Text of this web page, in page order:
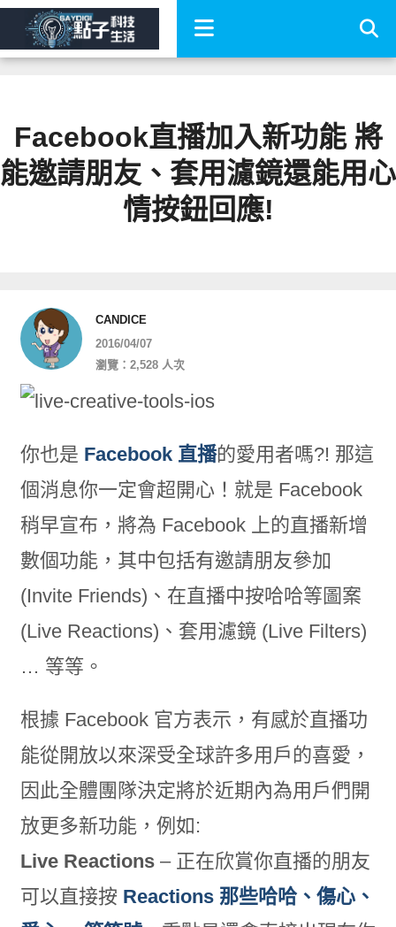
Facebook直播加入新功能 將
能邀請朋友、套用濾鏡還能用心
情按鈕回應!
CANDICE
2016/04/07
瀏覽：2,528 人次
你也是 Facebook 直播的愛用者嗎?! 那這
個消息你一定會超開心！就是 Facebook
稍早宣布，將為 Facebook 上的直播新增
數個功能，其中包括有邀請朋友參加
(Invite Friends)、在直播中按哈哈等圖案
(Live Reactions)、套用濾鏡 (Live Filters)
… 等等。
根據 Facebook 官方表示，有感於直播功
能從開放以來深受全球許多用戶的喜愛，
因此全體團隊決定將於近期內為用戶們開
放更多新功能，例如:
Live Reactions– 正在欣賞你直播的朋友
可以直接按 Reactions 那些哈哈、傷心、